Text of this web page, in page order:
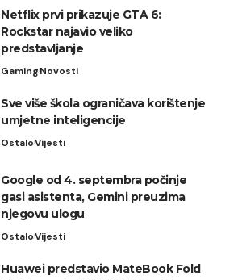
Netflix prvi prikazuje GTA 6:
Rockstar najavio veliko
predstavljanje
GamingNovosti
Sve više škola ograničava korištenje
umjetne inteligencije
OstaloVijesti
Google od 4. septembra počinje
gasi asistenta, Gemini preuzima
njegovu ulogu
OstaloVijesti
Huawei predstavio MateBook Fold